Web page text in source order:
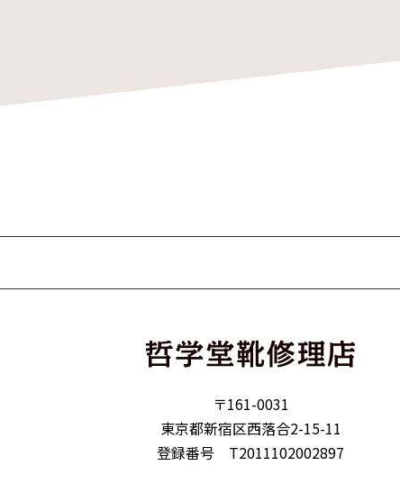
〒161-0031
東京都新宿区西落合2-15-11
登録番号 T2011102002897